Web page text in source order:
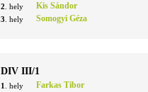
2 . hely Kis Sándor
3 . hely Somogyi Géza
DIV III/1
1 . hely Farkas Tibor